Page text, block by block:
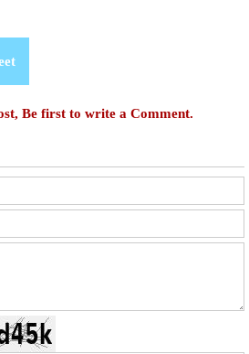
Be first to write a Comment.